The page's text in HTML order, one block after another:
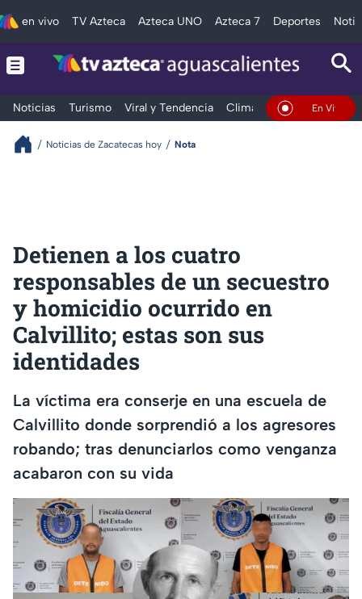
en vivo TV Azteca Azteca UNO Azteca 7 Deportes
Noticias Turismo Viral y Tendencia Clima DeportesEn Vivo
Noticias de Zacatecas hoy Nota
Detienen a los cuatro
responsables de un secuestro
y homicidio ocurrido en
Calvillito; estas son sus
identidades
La víctima era conserje en una escuela de
Calvillito donde sorprendió a los agresores
robando; tras denunciarlos como venganza
acabaron con su vida